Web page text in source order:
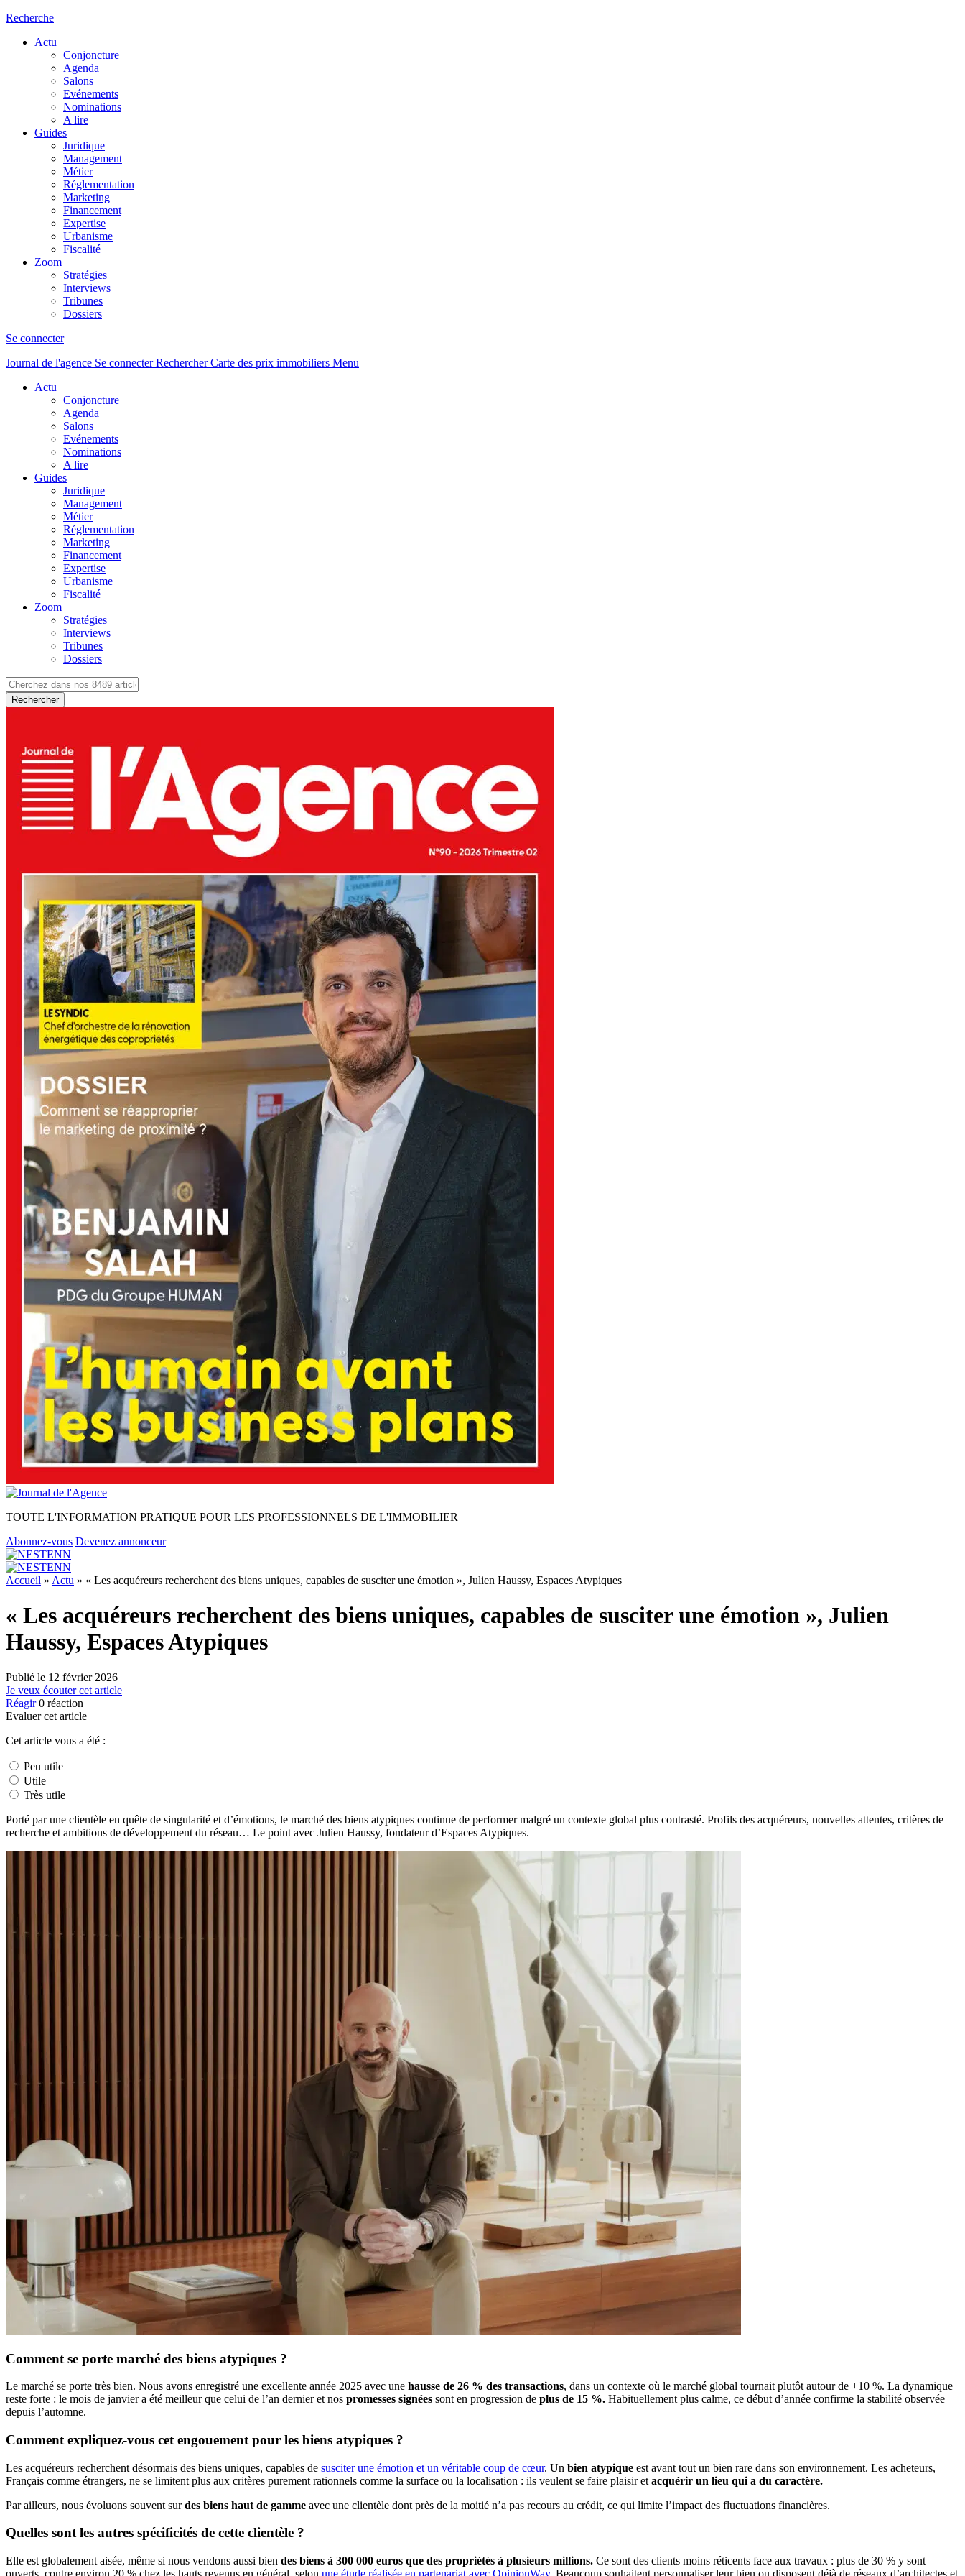
Recherche
Actu
Conjoncture
Agenda
Salons
Evénements
Nominations
A lire
Guides
Juridique
Management
Métier
Réglementation
Marketing
Financement
Expertise
Urbanisme
Fiscalité
Zoom
Stratégies
Interviews
Tribunes
Dossiers
Se connecter
Journal de l'agence Se connecterRechercher Carte des prix immobiliers Menu
Actu
Conjoncture
Agenda
Salons
Evénements
Nominations
A lire
Guides
Juridique
Management
Métier
Réglementation
Marketing
Financement
Expertise
Urbanisme
Fiscalité
Zoom
Stratégies
Interviews
Tribunes
Dossiers
Rechercher
TOUTE L'INFORMATION PRATIQUE POUR LES PROFESSIONNELS DE L'IMMOBILIER
Abonnez-vous Devenez annonceur
Accueil » Actu » « Les acquéreurs recherchent des biens uniques, capables de susciter une émotion », Julien Haussy, Espaces Atypiques
« Les acquéreurs recherchent des biens uniques, capables de susciter une émotion », Julien
Haussy, Espaces Atypiques
Publié le 12 février 2026
Je veux écouter cet article
Réagir 0 réaction
Evaluer cet article
Cet article vous a été :
Peu utile
Utile
Très utile
Porté par une clientèle en quête de singularité et d’émotions, le marché des biens atypiques continue de performer malgré un contexte global plus contrasté. Profils des acquéreurs, nouvelles attentes, critères de
recherche et ambitions de développement du réseau… Le point avec Julien Haussy, fondateur d’Espaces Atypiques.
Comment se porte marché des biens atypiques ?
Le marché se porte très bien. Nous avons enregistré une excellente année 2025 avec une hausse de 26 % des transactions, dans un contexte où le marché global tournait plutôt autour de +10 %. La dynamique
reste forte : le mois de janvier a été meilleur que celui de l’an dernier et nos promesses signées sont en progression de plus de 15 %. Habituellement plus calme, ce début d’année confirme la stabilité observée
depuis l’automne.
Comment expliquez-vous cet engouement pour les biens atypiques ?
Les acquéreurs recherchent désormais des biens uniques, capables de susciter une émotion et un véritable coup de cœur. Un bien atypique est avant tout un bien rare dans son environnement. Les acheteurs,
Français comme étrangers, ne se limitent plus aux critères purement rationnels comme la surface ou la localisation : ils veulent se faire plaisir et acquérir un lieu qui a du caractère.
Par ailleurs, nous évoluons souvent surdes biens haut de gamme avec une clientèle dont près de la moitié n’a pas recours au crédit, ce qui limite l’impact des fluctuations financières.
Quelles sont les autres spécificités de cette clientèle ?
Elle est globalement aisée, même si nous vendons aussi bien des biens à 300 000 euros que des propriétés à plusieurs millions. Ce sont des clients moins réticents face aux travaux : plus de 30 % y sont